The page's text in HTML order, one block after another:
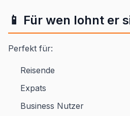
📱 Für wen lohnt er
Perfekt für:
Reisende
Expats
Business Nutzer